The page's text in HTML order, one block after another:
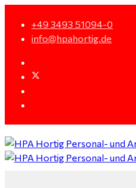
+49 3493 51094-0
info@hpahortig.de